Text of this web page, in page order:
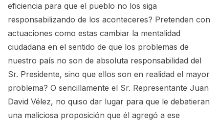
eficiencia para que el pueblo no los siga
responsabilizando de los aconteceres? Pretenden con
actuaciones como estas cambiar la mentalidad
ciudadana en el sentido de que los problemas de
nuestro país no son de absoluta responsabilidad del
Sr. Presidente, sino que ellos son en realidad el mayor
problema? O sencillamente el Sr. Representante Juan
David Vélez, no quiso dar lugar para que le debatieran
una maliciosa proposición que él agregó a ese